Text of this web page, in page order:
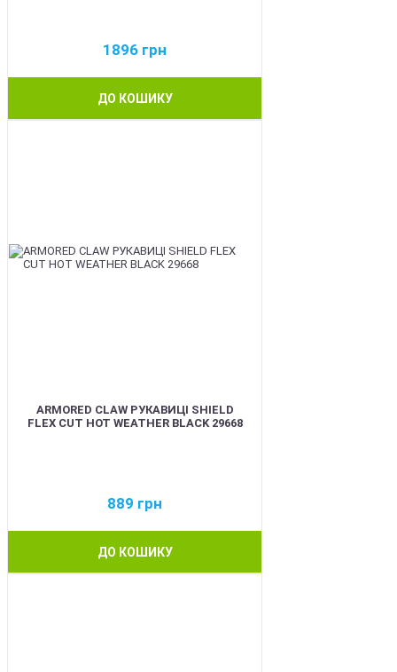
1896 грн
ДО КОШИКУ
ARMORED CLAW РУКАВИЦІ SHIELD
FLEX CUT HOT WEATHER BLACK 29668
889 грн
ДО КОШИКУ